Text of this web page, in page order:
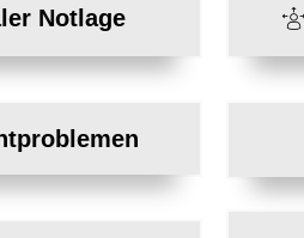
Notlage